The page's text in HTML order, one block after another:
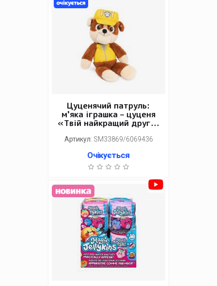
Цуценячий патруль:
м'яка іграшка – цуценя
«Твій найкращий друг...
Артикул: SM33869/6069436
Очікується